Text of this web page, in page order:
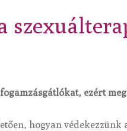
ezért
hogyan